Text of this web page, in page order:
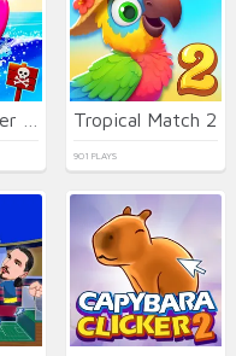
Tropical Match 2
901 PLAYS